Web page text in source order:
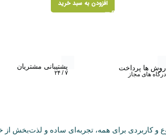
افزودن به سبد خرید
روش ها پرداخت
درگاه های مجاز
پشتیبانی مشتریان
۷ / ۲۴
و کاربردی برای همه، تجربه‌ای ساده و لذت‌بخش از